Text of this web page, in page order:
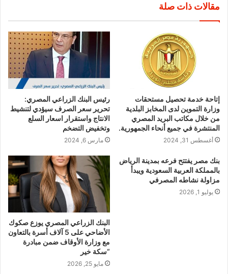
مقالات ذات صلة
إتاحة خدمة تحصيل مستحقات
وزارة التموين لدى المخابز البلدية
من خلال مكاتب البريد المصري
المنتشرة في جميع أنحاء الجمهورية.
أغسطس 31, 2024
رئيس البنك الزراعي المصري:
تحرير سعر الصرف سيؤدي لتنشيط
الانتاج واستقرار اسعار السلع
وتخفيض التضخم
مارس 6, 2024
بنك مصر يفتتح فرعه بمدينة الرياض
بالمملكة العربية السعودية ويبدأ
مزاولة نشاطه المصرفي
يوليو 1, 2026
البنك الزراعي المصري يوزع صكوك
الأضاحي على 5 آلاف أسرة بالتعاون
مع وزارة الأوقاف ضمن مبادرة
“سكة خير
مايو 25, 2026